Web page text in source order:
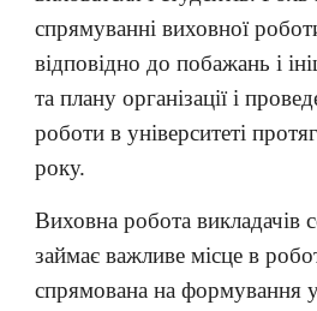
спрямуванні виховної
відповідно до побажань і
та плану організації і
роботи в університеті
року.
Виховна робота викладачів
займає важливе місце в
спрямована на формування